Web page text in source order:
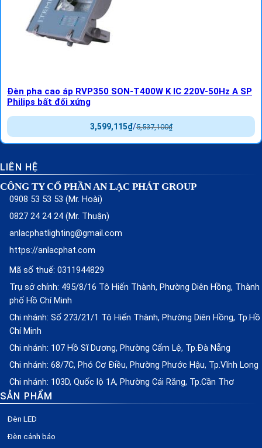
Đèn pha cao áp RVP350 SON-T400W K IC 220V-50Hz A SP
Philips bất đối xứng
5,537,100₫
/
3,599,115₫
LIÊN HỆ
CÔNG TY CỔ PHẦN AN LẠC PHÁT GROUP
0908 53 53 53 (Mr. Hoài)
0827 24 24 24 (Mr. Thuận)
anlacphatlighting@gmail.com
https://anlacphat.com
Mã số thuế: 0311944829
Trụ sở chính: 495/8/16 Tô Hiến Thành, Phường Diên Hồng, Thành
phố Hồ Chí Minh
Chi nhánh: Số 273/21/1 Tô Hiến Thành, Phường Diên Hồng, Tp.Hồ
Chí Minh
Chi nhánh: 107 Hồ Sĩ Dương, Phường Cẩm Lệ, Tp.Đà Nẵng
Chi nhánh: 68/7C, Phó Cơ Điều, Phường Phước Hậu, Tp.Vĩnh Long
Chi nhánh: 103D, Quốc lộ 1A, Phường Cái Răng, Tp.Cần Thơ
SẢN PHẨM
Đèn LED
Đèn cảnh báo